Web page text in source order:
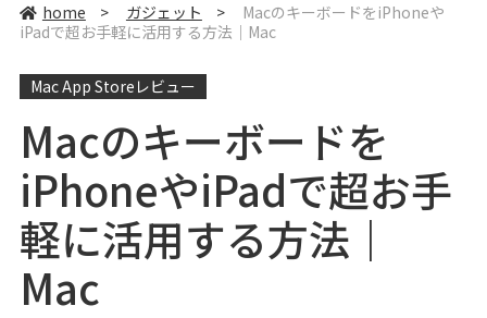
home > ガジェット >
MacのキーボードをiPhoneや
iPadで超お手軽に活用する方法｜Mac
Mac App Storeレビュー
Macのキーボードを
iPhoneやiPadで超お手
軽に活用する方法｜
Mac